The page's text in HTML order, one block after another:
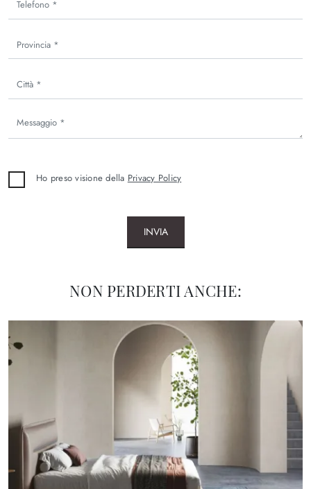
Ho preso visione della Privacy Policy
INVIA
NON PERDERTI ANCHE: